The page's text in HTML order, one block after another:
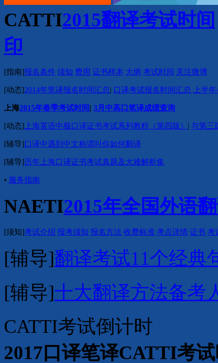
CATTI2015翻译考试时间
印
[指南]报名条件 须知 费用 证书样本 大纲 考试时间 关注微博
[动态]2014年笔译报名时间汇总| 口译考试报名时间汇总 上半
上海2015年春季考试时间| 3月中高口笔译成绩查询
[动态] 上海英语中极口译证书考试系列教程（第四版） | 与第三
[辅导]口译中遇到中文称谓叫你如何翻译
[辅导]历年上海口译证书考试真题及大难解析集
• 服务指南
NAETI2015年全国外语
[须知]考试介绍 报考须知 报名方法 收费标准 考点详情 证书 考
[辅导]翻译考试11个经典
[辅导]十大翻译方法备考
CATTI考试倒计时
2017口译笔译CATTI考